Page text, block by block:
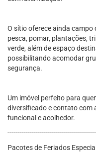
O sítio oferece ainda campo
pesca, pomar, plantações,
verde, além de espaço
possibilitando acomodar
segurança.
Um imóvel perfeito para
diversificado e contato com
funcional e acolhedor.
Pacotes de Feriados